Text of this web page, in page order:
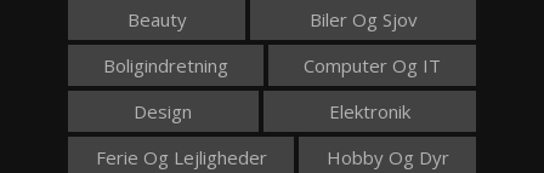
Beauty
Biler Og Sjov
Boligindretning
Computer Og IT
Design
Elektronik
Ferie Og Lejligheder
Hobby Og Dyr